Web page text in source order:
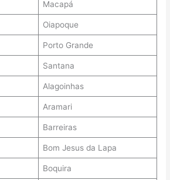
Macapá
Oiapoque
Porto Grande
Santana
Alagoinhas
Aramari
Barreiras
Bom Jesus da Lapa
Boquira